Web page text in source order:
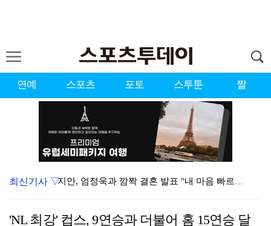
연예 스포츠 포토 스투툰 짤
지안, 엄정욱과 깜짝 결혼 발표 "내 마음 빠르게 사로…
최신기사 ▽
'NL 최강' 컵스, 9연승과 더불어 홈 15연승 달